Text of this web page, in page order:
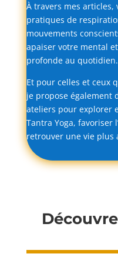
À travers mes articles,
pratiques de
mouvements
apaiser votre mental et
profonde au quotidien.
Et pour celles et ceux
je propose également
ateliers pour explorer
Tantra Yoga, favoriser
retrouver une vie plus